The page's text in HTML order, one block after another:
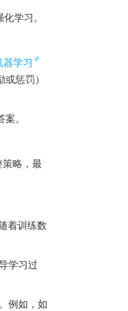
学习。
器学习
惩罚）
。
略，最
着训练数
学习过
例如，如